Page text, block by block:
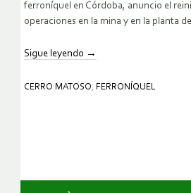
ferroníquel en Córdoba, anuncio el
operaciones en la mina y en la planta
Sigue leyendo →
CERRO MATOSO, FERRONÍQUEL